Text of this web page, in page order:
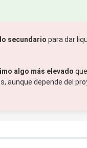
secundario para dar
algo más elevado
aunque depende del